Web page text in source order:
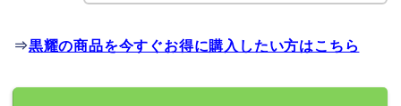
⇒黒耀の商品を今すぐお得に購入したい方はこちら